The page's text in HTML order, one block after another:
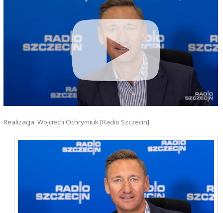
Realizacja: Wojciech Ochrymiuk [Radio Szczecin]